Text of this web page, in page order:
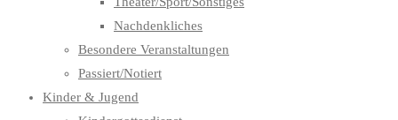
Nachdenkliches
Besondere Veranstaltungen
Passiert/Notiert
Kinder & Jugend